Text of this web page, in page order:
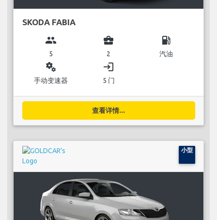
SKODA FABIA
group
5
business_center
2
local_gas_station
汽油
miscellaneous_services
手动变速器
login
5 门
查看详情...
小型